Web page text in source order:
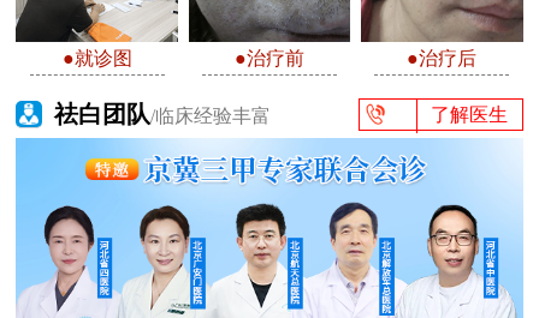
●就诊图 ●治疗前 ●治疗后
祛白团队/临床经验丰富 了解医生